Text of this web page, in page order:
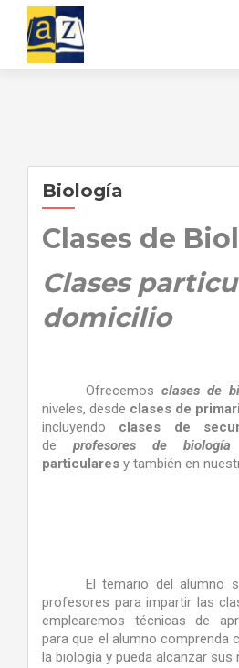
Biología
Clases de
Clases
domicilio
Ofrecemos clases de
niveles, desde clases de
incluyendo clases de
de profesores de biología
particulares y también en
El temario del alumno
profesores para impartir las
emplearemos técnicas de
para que el alumno comprenda
la biología y pueda alcanzar sus